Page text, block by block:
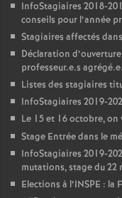
InfoStagiaires 2018-
conseils pour l’année
Stagiaires affectés
Déclaration d’ouverture
professeur.e.s
Listes des stagiaires
InfoStagiaires 2019-
Le 15 et 16 octobre,
Stage Entrée dans le
InfoStagiaires 2019-
mutations, stage du 22
Elections à l’INSPE : la